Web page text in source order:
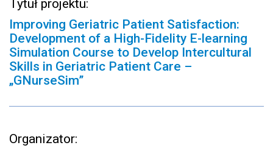
Tytuł projektu:
Improving Geriatric Patient Satisfaction:
Development of a High-Fidelity E-learning
Simulation Course to Develop Intercultural
Skills in Geriatric Patient Care –
„GNurseSim”
Organizator: